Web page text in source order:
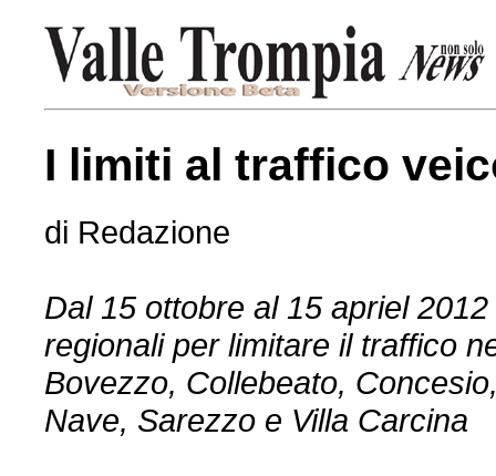
I limiti al traffico
di Redazione
Dal 15 ottobre al 15 apriel
regionali per limitare il traffico
Bovezzo, Collebeato,
Nave, Sarezzo e Villa Carcina